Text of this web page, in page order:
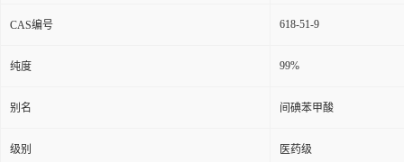
CAS编号 618-51-9
纯度 99%
别名 间碘苯甲酸
级别 医药级